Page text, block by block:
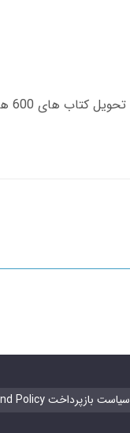
Refund Policy سیاست بازپرداخت